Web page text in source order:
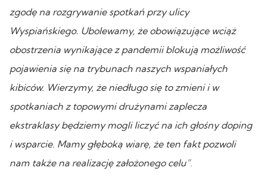
zgodę na rozgrywanie spotkań przy ulicy
Wyspiańskiego. Ubolewamy, że obowiązujące wciąż
obostrzenia wynikające z pandemii blokują możliwość
pojawienia się na trybunach naszych wspaniałych
kibiców. Wierzymy, że niedługo się to zmieni i w
spotkaniach z topowymi drużynami zaplecza
ekstraklasy będziemy mogli liczyć na ich głośny doping
i wsparcie. Mamy głęboką wiarę, że ten fakt pozwoli
nam także na realizację założonego celu”.